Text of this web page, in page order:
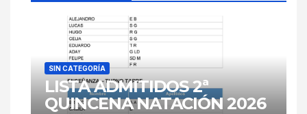
SIN CATEGORÍA
LISTA ADMITIDOS 2ª
QUINCENA NATACIÓN 2026